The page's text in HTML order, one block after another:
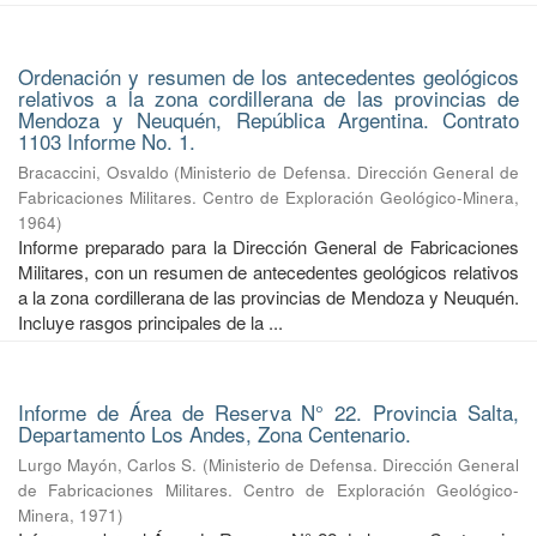
Ordenación y resumen de los antecedentes geológicos
relativos a la zona cordillerana de las provincias de
Mendoza y Neuquén, República Argentina. Contrato
1103 Informe No. 1.
Bracaccini, Osvaldo (Ministerio de Defensa. Dirección General de
Fabricaciones Militares. Centro de Exploración Geológico-Minera,
1964)
Informe preparado para la Dirección General de Fabricaciones
Militares, con un resumen de antecedentes geológicos relativos
a la zona cordillerana de las provincias de Mendoza y Neuquén.
Incluye rasgos principales de la ...
Informe de Área de Reserva N° 22. Provincia Salta,
Departamento Los Andes, Zona Centenario.
Lurgo Mayón, Carlos S. (Ministerio de Defensa. Dirección General
de Fabricaciones Militares. Centro de Exploración Geológico-
Minera, 1971)